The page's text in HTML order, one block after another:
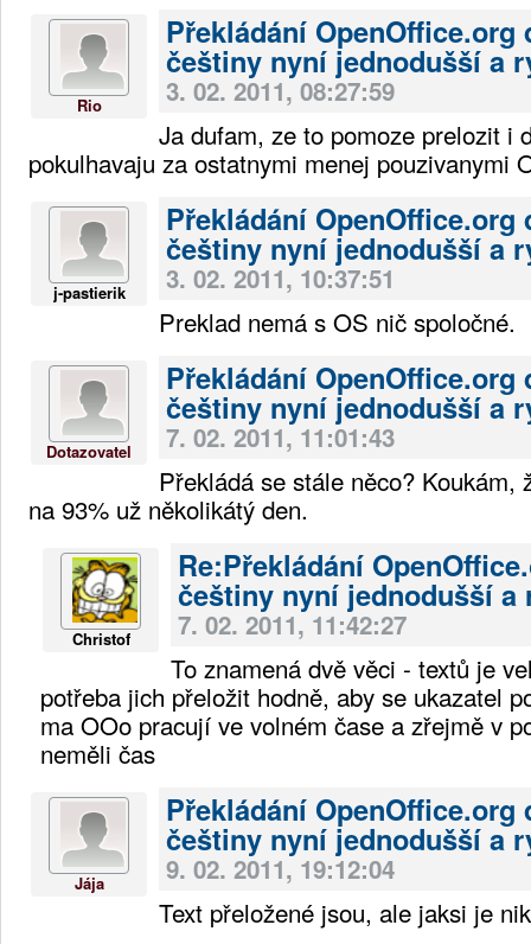
Rio
Překládání OpenOffice.org
češtiny nyní jednodušší a
3. 02. 2011, 08:27:59
Ja dufam, ze to pomoze prelozit i
pokulhavaju za ostatnymi menej pouzivanymi
j-pastierik
Překládání OpenOffice.org
češtiny nyní jednodušší a
3. 02. 2011, 10:37:51
Preklad nemá s OS nič spoločné.
Dotazovatel
Překládání OpenOffice.org
češtiny nyní jednodušší a
7. 02. 2011, 11:01:43
Překládá se stále něco? Koukám,
na 93% už několikátý den.
Christof
Re:Překládání
češtiny nyní jednodušší a
7. 02. 2011, 11:42:27
To znamená dvě věci - textů je
potřeba jich přeložit hodně, aby se ukazatel
ma OOo pracují ve volném čase a zřejmě v
neměli čas
Jája
Překládání OpenOffice.org
češtiny nyní jednodušší a
9. 02. 2011, 19:12:04
Text přeložené jsou, ale jaksi je